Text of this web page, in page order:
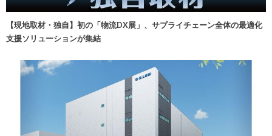
【現地取材・独自】初の「物流DX展」、サプライチェーン全体の最適化
支援ソリューションが集結